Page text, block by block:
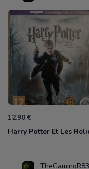
12.90 €
TheGamingR83